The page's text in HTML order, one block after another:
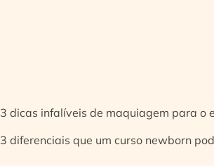
3 dicas infalíveis de maquiagem para o
3 diferenciais que um curso newborn